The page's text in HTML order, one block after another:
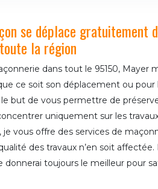
se déplace gratuitement
la région
dans tout le 95150, Mayer
ce soit son déplacement ou pour
le but de vous permettre de
uniquement sur les
vous offre des services de
des travaux n’en soit
toujours le meilleur pour